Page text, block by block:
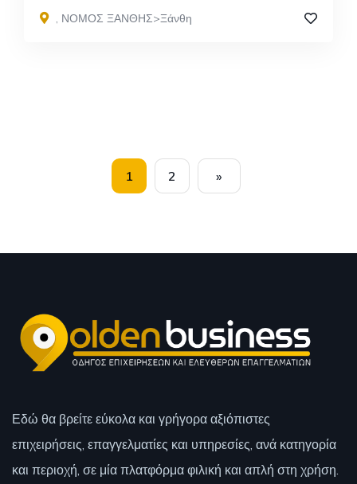
, ΝΟΜΟΣ ΞΑΝΘΗΣ>Ξάνθη
1 2 »
Εδώ θα βρείτε εύκολα και γρήγορα αξιόπιστες
επιχειρήσεις, επαγγελματίες και υπηρεσίες, ανά κατηγορία
και περιοχή, σε μία πλατφόρμα φιλική και απλή στη χρήση.